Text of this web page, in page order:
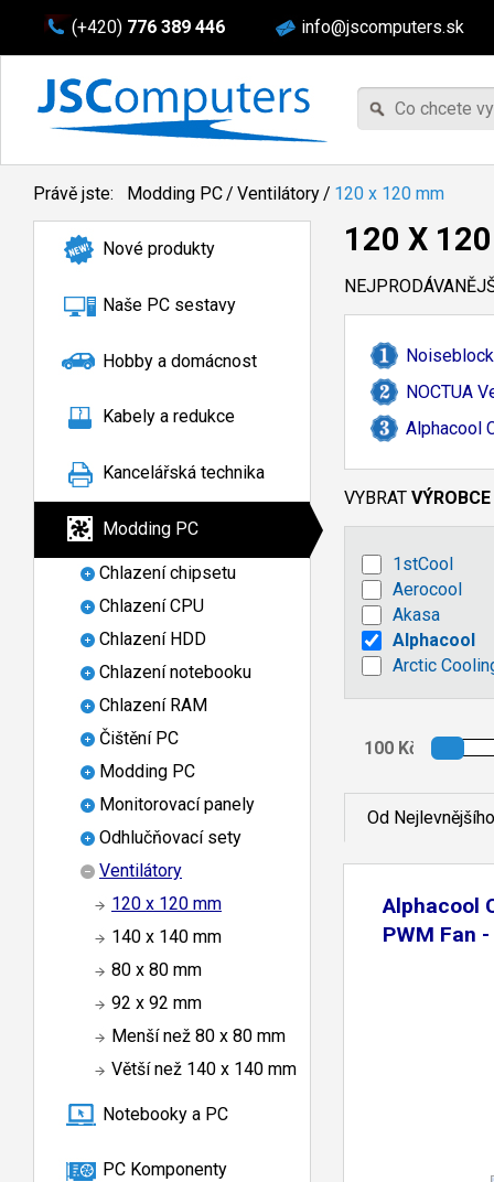
(+420) 776 389 446 info@jscomputers.sk
Právě jste: Modding PC/ Ventilátory/ 120 x 120 mm
Nové produkty
Naše PC sestavy
Hobby a domácnost
Kabely a redukce
Kancelářská technika
Modding PC
Chlazení chipsetu
Chlazení CPU
Chlazení HDD
Chlazení notebooku
Chlazení RAM
Čištění PC
Modding PC
Monitorovací panely
Odhlučňovací sety
Ventilátory
120 x 120 mm
140 x 140 mm
80 x 80 mm
92 x 92 mm
Menší než 80 x 80 mm
Větší než 140 x 140 mm
Notebooky a PC
PC Komponenty
120 X
NOCTUA
Alphacool
VYBRAT VÝROBCE
1stCool
Aerocool
Akasa
Alphacool
Arctic
Od Nejlevnějšího
Alphacool
PWM Fan